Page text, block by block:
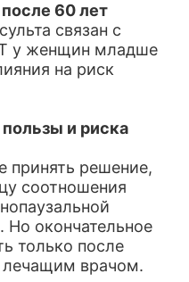
60 лет
связан с
у женщин младше
на риск
и риска
решение,
соотношения
Но окончательное
только после
лечащим врачом.